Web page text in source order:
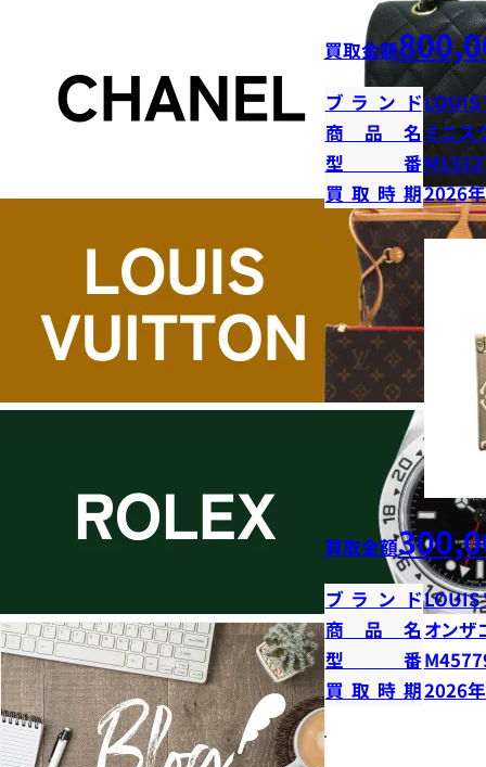
買取金額
ブランドLOUIS
商品名 ミニス
型番
買取時期2026
買取金額
ブランドLOUIS
商品名 オンザ
型番
買取時期2026